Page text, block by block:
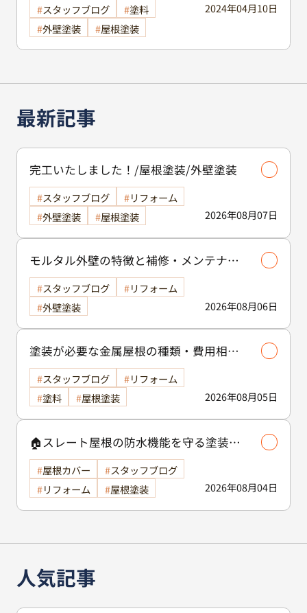
最新記事
完工いたしました！/屋根塗装/外壁塗装
2026年08月07日
スタッフブログ
リフォーム
外壁塗装
屋根塗装
モルタル外壁の特徴と補修・メンテナン
ス方法を徹底解説！/外壁塗装
2026年08月06日
スタッフブログ
リフォーム
外壁塗装
塗装が必要な金属屋根の種類・費用相場
等解説いたします🖊️
2026年08月05日
スタッフブログ
リフォーム
塗料
屋根塗装
🏠スレート屋根の防水機能を守る塗装の
役割🏠/屋根塗装
2026年08月04日
屋根カバー
スタッフブログ
リフォーム
屋根塗装
人気記事
2024年04月10日
スタッフブログ
塗料
外壁塗装
屋根塗装